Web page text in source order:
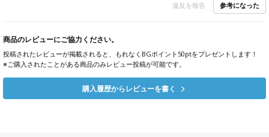
違反を報告 参考になった
商品のレビューにご協力ください。
投稿されたレビューが掲載されると、もれなくBGポイント50ptをプレゼントします！
※ご購入されたことがある商品のみレビュー投稿が可能です。
購入履歴からレビューを書く